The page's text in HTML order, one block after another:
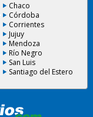
Chaco
Córdoba
Corrientes
Jujuy
Mendoza
Río Negro
San Luis
Santiago del Estero